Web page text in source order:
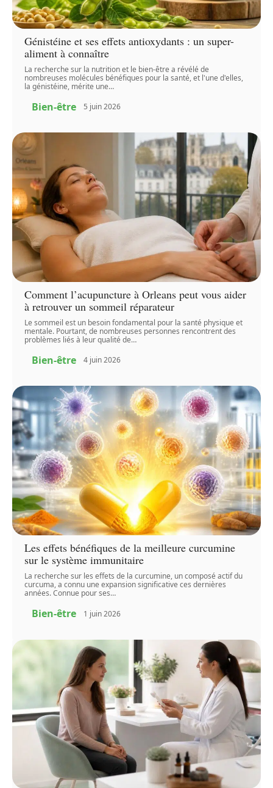
Génistéine et ses effets antioxydants : un super-
aliment à connaître
La recherche sur la nutrition et le bien-être a révélé de
nombreuses molécules bénéfiques pour la santé, et l'une d'elles,
la génistéine, mérite une…
Bien-être 5 juin 2026
Comment l’acupuncture à Orleans peut vous aider
à retrouver un sommeil réparateur
Le sommeil est un besoin fondamental pour la santé physique et
mentale. Pourtant, de nombreuses personnes rencontrent des
problèmes liés à leur qualité de…
Bien-être 4 juin 2026
Les effets bénéfiques de la meilleure curcumine
sur le système immunitaire
La recherche sur les effets de la curcumine, un composé actif du
curcuma, a connu une expansion significative ces dernières
années. Connue pour ses…
Bien-être 1 juin 2026